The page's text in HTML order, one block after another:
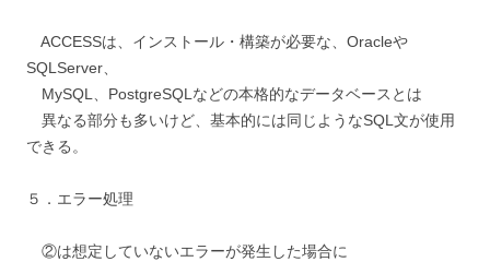
ACCESSは、インストール・構築が必要な、Oracleや
SQLServer、
MySQL、PostgreSQLなどの本格的なデータベースとは
異なる部分も多いけど、基本的には同じようなSQL文が使用
できる。
５．エラー処理
②は想定していないエラーが発生した場合に